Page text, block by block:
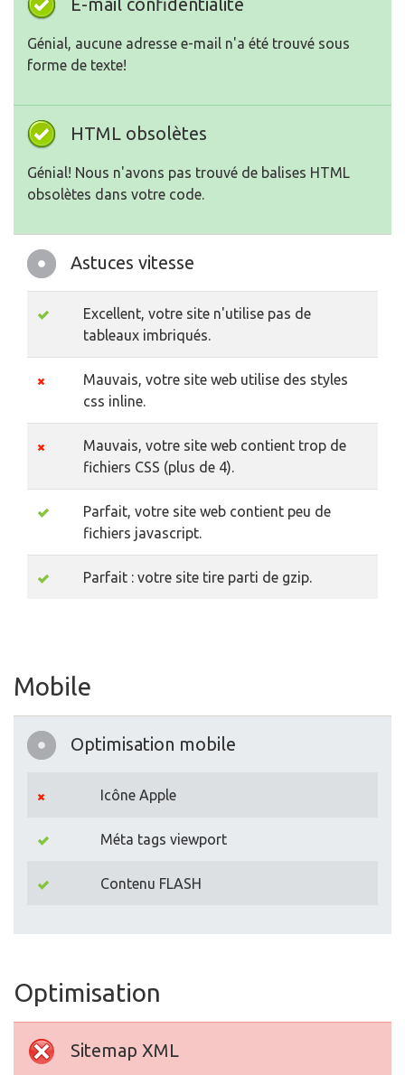
E-mail confidentialité
Génial, aucune adresse e-mail n'a été trouvé sous
forme de texte!
HTML obsolètes
Génial! Nous n'avons pas trouvé de balises HTML
obsolètes dans votre code.
Astuces vitesse
Excellent, votre site n'utilise pas de
tableaux imbriqués.
Mauvais, votre site web utilise des styles
css inline.
Mauvais, votre site web contient trop de
fichiers CSS (plus de 4).
Parfait, votre site web contient peu de
fichiers javascript.
Parfait : votre site tire parti de gzip.
Mobile
Optimisation mobile
Icône Apple
Méta tags viewport
Contenu FLASH
Optimisation
Sitemap XML